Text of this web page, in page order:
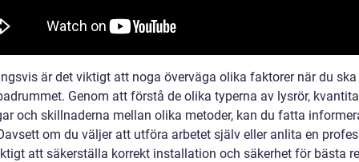
är det viktigt att noga överväga olika faktorer när du
Genom att förstå de olika typerna av lysrör,
och skillnaderna mellan olika metoder, kan du fatta
om du väljer att utföra arbetet själv eller anlita en
att säkerställa korrekt installation och säkerhet för bästa